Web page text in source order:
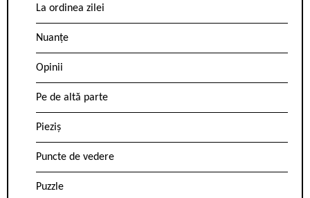
La ordinea zilei
Nuanțe
Opinii
Pe de altă parte
Pieziș
Puncte de vedere
Puzzle